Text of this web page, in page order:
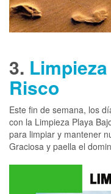
3.
Risco
Este fin de semana, los
con la Limpieza Playa
para limpiar y mantener
Graciosa y paella el